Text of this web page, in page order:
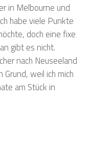
in Melbourne und
habe viele Punkte
doch eine fixe
gibt es nicht.
nach Neuseeland
Grund, weil ich mich
am Stück in